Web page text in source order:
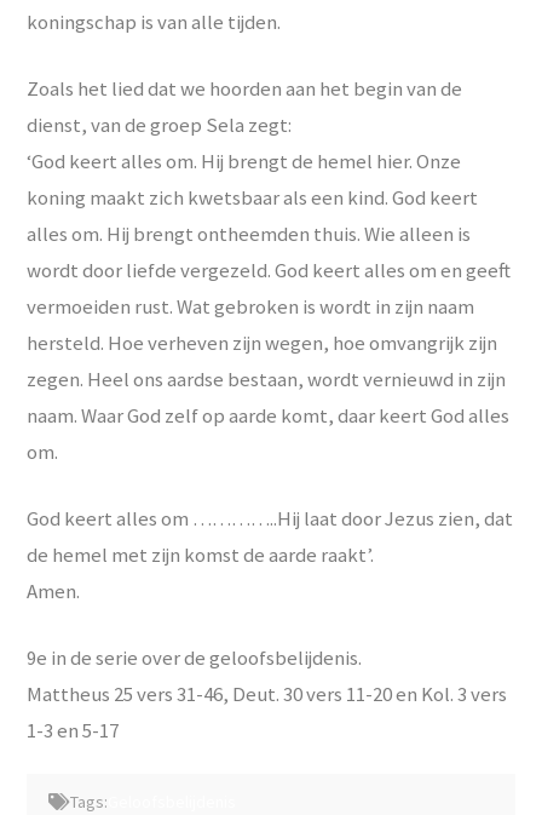
koningschap is van alle tijden.
Zoals het lied dat we hoorden aan het begin van de
dienst, van de groep Sela zegt:
‘God keert alles om. Hij brengt de hemel hier. Onze
koning maakt zich kwetsbaar als een kind. God keert
alles om. Hij brengt ontheemden thuis. Wie alleen is
wordt door liefde vergezeld. God keert alles om en geeft
vermoeiden rust. Wat gebroken is wordt in zijn naam
hersteld. Hoe verheven zijn wegen, hoe omvangrijk zijn
zegen. Heel ons aardse bestaan, wordt vernieuwd in zijn
naam. Waar God zelf op aarde komt, daar keert God alles
om.
God keert alles om …………..Hij laat door Jezus zien, dat
de hemel met zijn komst de aarde raakt’.
Amen.
9e in de serie over de geloofsbelijdenis.
Mattheus 25 vers 31-46, Deut. 30 vers 11-20 en Kol. 3 vers
1-3 en 5-17
Tags: